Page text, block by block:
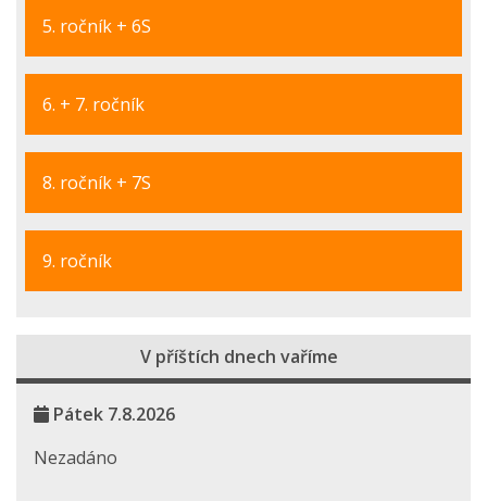
5. ročník + 6S
6. + 7. ročník
8. ročník + 7S
9. ročník
V příštích dnech vaříme
Pátek 7.8.2026
Nezadáno